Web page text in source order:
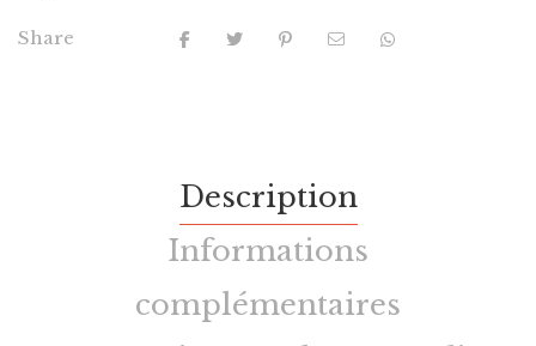
Share
Description
Informations
complémentaires